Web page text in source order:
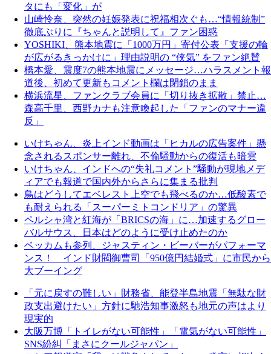
タにも「変化」が
山崎怜奈、突然の妊娠発表に祝福相次ぐも…“情報統制”
徹底ぶりに『ちゃんと説明して』ファン困惑
YOSHIKI、熊本地震に「1000万円」寄付公表「支援の輪
が広がるきっかけに」理由説明の “侠気” をファン絶賛
橋本愛、震度7の熊本地震にメッセージ…ハラスメント報
道後、初めて更新もコメント欄は閉鎖のまま
横浜流星、ファンクラブ会員に「切り抜き拡散」禁止…
森高千里、西野カナも注意喚起した「ファンのマナー違
反」
いけちゃん、炎上インド動画は「ヒカルの広告案件」懸
念されるスポンサー離れ、不倫騒動からの復活も暗雲
いけちゃん、インドへの“失礼コメント”騒動が現地メデ
ィアでも報道で国内外からさらに集まる批判
鳥はどうしてエベレスト上空でも飛べるのか…低酸素で
も耐えられる「スーパーミトコンドリア」の驚異
ペルシャ湾と紅海が「BRICSの海」に…加速するグロー
バルサウス、日本はどのように受け止めたのか
ベッカムも参列、ジャスティン・ビーバーがパフォーマ
ンス！ インド財閥御曹司「950億円結婚式」に市民から
大ブーイング
「元に戻すの難しい」財務省、能登半島地震「無駄な財
政支出避けたい」方針に馳浩知事激怒も地元の声はより
現実的
大阪万博「トイレがない可能性」「電気がない可能性」
SNS紛糾「まさにクールジャパン」